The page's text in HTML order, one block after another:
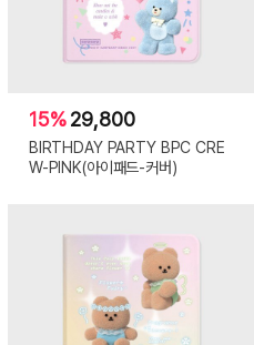
15%29,800
BIRTHDAY PARTY BPC CRE
W-PINK(아이패드-커버)